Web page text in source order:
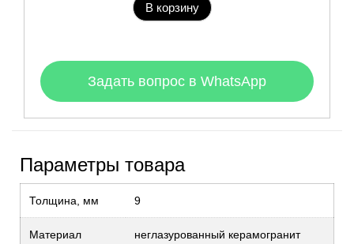
В корзину
Задать вопрос в WhatsApp
Параметры товара
Толщина, мм 9
Материал неглазурованный керамогранит